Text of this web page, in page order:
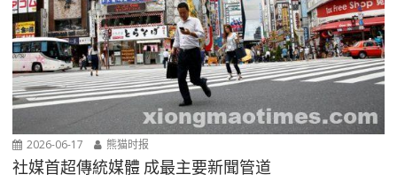
2026-06-17 熊猫时报
社媒首超傳統媒體 成最主要新聞管道